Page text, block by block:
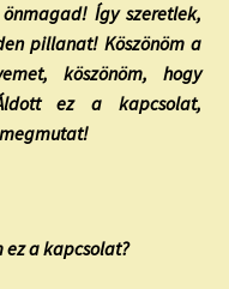
Így szeretlek,
pillanat! Köszönöm a
köszönöm, hogy
ez a kapcsolat,
a kapcsolat?